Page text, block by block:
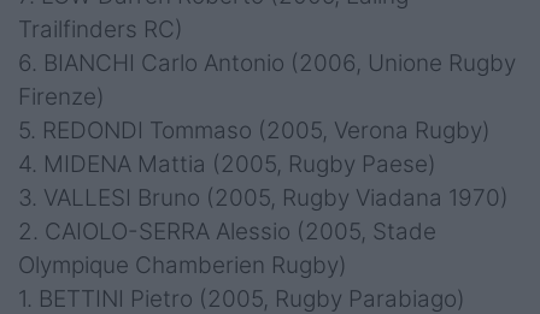
Trailfinders RC)
6. BIANCHI Carlo Antonio (2006, Unione Rugby
Firenze)
5. REDONDI Tommaso (2005, Verona Rugby)
4. MIDENA Mattia (2005, Rugby Paese)
3. VALLESI Bruno (2005, Rugby Viadana 1970)
2. CAIOLO-SERRA Alessio (2005, Stade
Olympique Chamberien Rugby)
1. BETTINI Pietro (2005, Rugby Parabiago)